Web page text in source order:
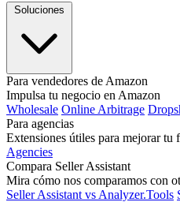
Para vendedores de Amazon
Impulsa tu negocio en Amazon
Wholesale Online Arbitrage
Para agencias
Extensiones útiles para mejorar tu
Agencies
Compara Seller Assistant
Mira cómo nos comparamos con
Seller Assistant vs Analyzer.Tools